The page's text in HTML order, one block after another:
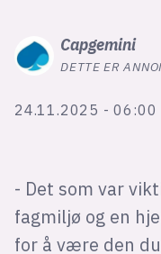
Capgemini
DETTE ER
24.11.2025 - 06:00
- Det som var
fagmiljø og en
for å være den
Bluesky
Facebook
Bli